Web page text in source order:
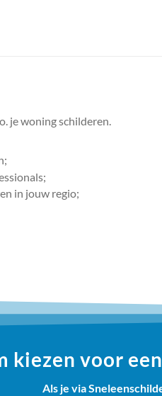
je woning schilderen.
in jouw regio;
kiezen voor
Als je via